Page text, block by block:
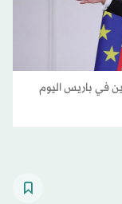
في باريس اليوم